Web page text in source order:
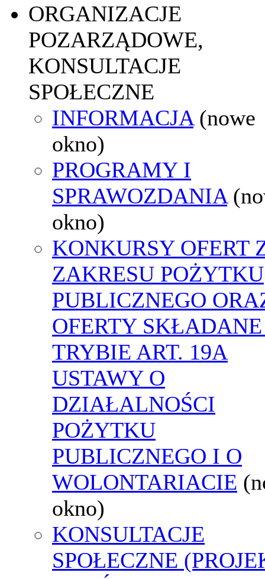
ORGANIZACJE
POZARZĄDOWE,
KONSULTACJE
SPOŁECZNE
INFORMACJA (nowe
okno)
PROGRAMY I
SPRAWOZDANIA
okno)
KONKURSY OFERT
ZAKRESU POŻYTKU
PUBLICZNEGO
OFERTY
TRYBIE ART. 19A
USTAWY O
DZIAŁALNOŚCI
POŻYTKU
PUBLICZNEGO I O
WOLONTARIACIE
okno)
KONSULTACJE
SPOŁECZNE